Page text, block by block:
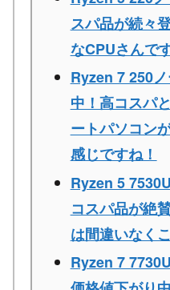
スパ品が続々
なCPUさんで
Ryzen 7 250
中！高コスパ
ートパソコン
感じですね！
Ryzen 5
コスパ品が絶
は間違いなく
Ryzen 7